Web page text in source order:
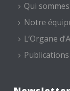
Qui
Notre
L’Organe
Publications